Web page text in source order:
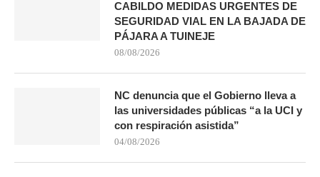
CABILDO MEDIDAS URGENTES DE
SEGURIDAD VIAL EN LA BAJADA DE
PÁJARA A TUINEJE
08/08/2026
NC denuncia que el Gobierno lleva a
las universidades públicas “a la UCI y
con respiración asistida”
04/08/2026